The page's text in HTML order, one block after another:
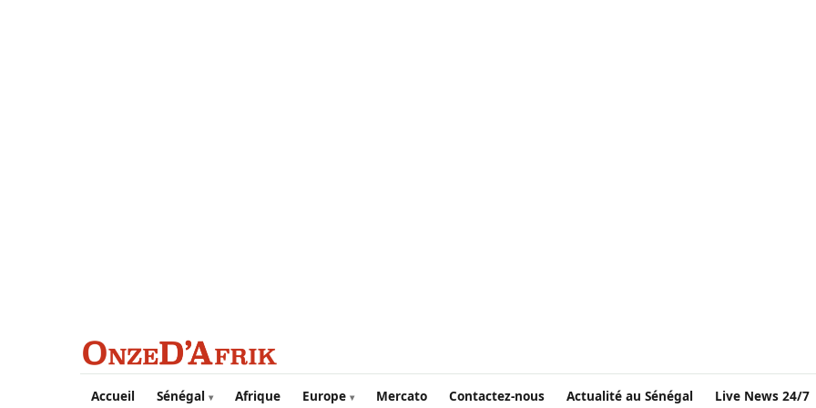
Aller au contenu principal
Accueil Sénégal Afrique Europe Mercato Contactez-nous Actualité au Sénégal Live News 24/7